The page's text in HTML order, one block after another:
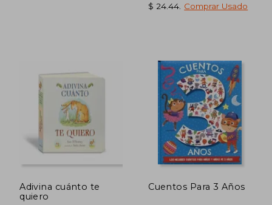
$ 24.44 Comprar Usado
Adivina cuánto te
quiero
Cuentos Para 3 Años